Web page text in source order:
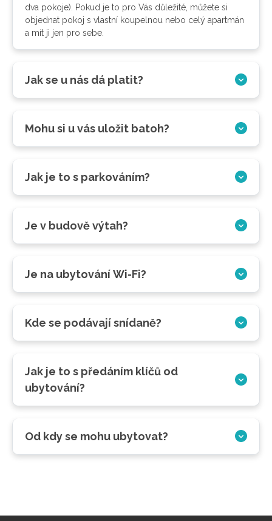
dva pokoje). Pokud je to pro Vás důležité, můžete si
objednat pokoj s vlastní koupelnou nebo celý apartmán
a mít ji jen pro sebe.
Jak se u nás dá platit?
Mohu si u vás uložit batoh?
Jak je to s parkováním?
Je v budově výtah?
Je na ubytování Wi-Fi?
Kde se podávají snídaně?
Jak je to s předáním klíčů od
ubytování?
Od kdy se mohu ubytovat?